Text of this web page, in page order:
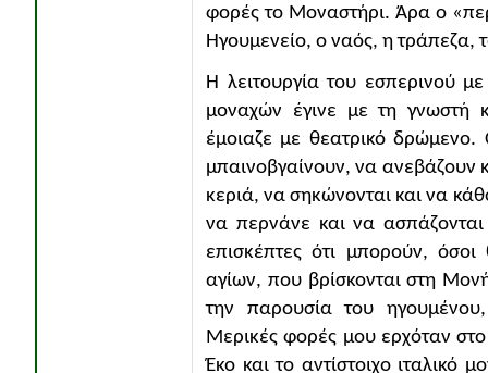
φορές το Μοναστήρι. Άρα ο
Ηγουμενείο, ο ναός, η τράπεζα,
Η λειτουργία του εσπερινού
μοναχών έγινε με τη γνωστή
έμοιαζε με θεατρικό
μπαινοβγαίνουν, να ανεβάζουν
κεριά, να σηκώνονται και να
να περνάνε και να ασπάζονται
επισκέπτες ότι μπορούν,
αγίων, που βρίσκονται στη
την παρουσία του
Μερικές φορές μου ερχόταν
Έκο και το αντίστοιχο ιταλικό